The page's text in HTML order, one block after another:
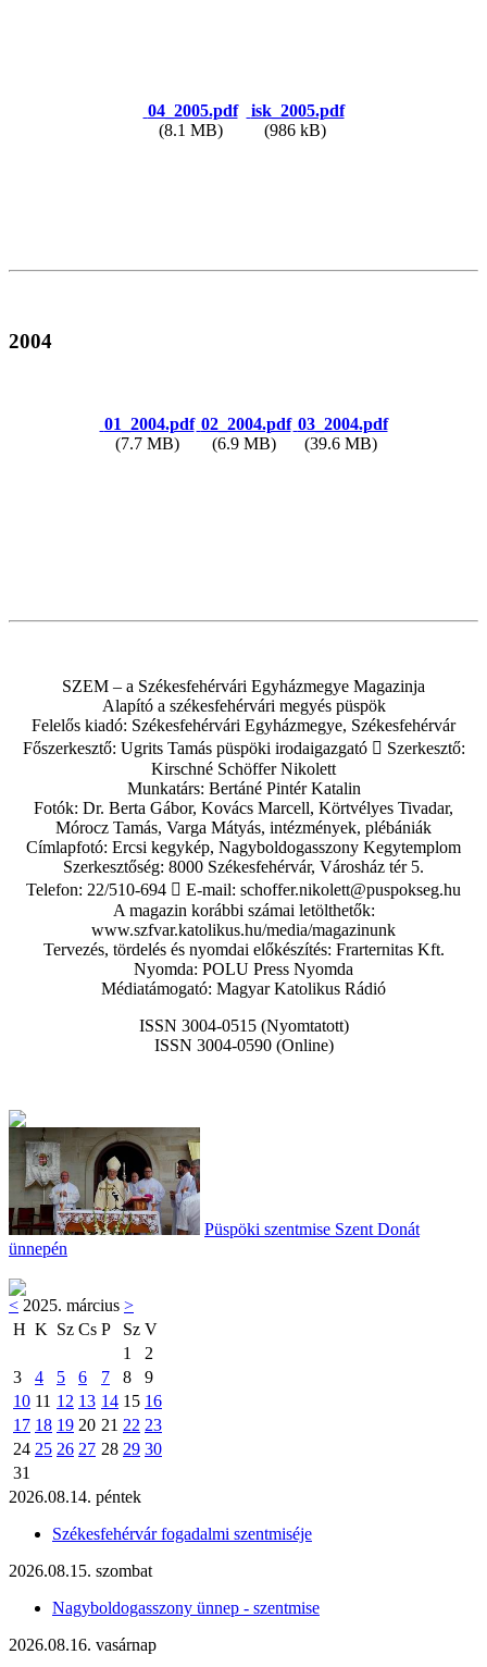
04_2005.pdf
(8.1 MB)
isk_2005.pdf
(986 kB)
2004
01_2004.pdf
(7.7 MB)
02_2004.pdf
(6.9 MB)
03_2004.pdf
(39.6 MB)
SZEM – a Székesfehérvári Egyházmegye Magazinja
Alapító a székesfehérvári megyés püspök
Felelős kiadó: Székesfehérvári Egyházmegye, Székesfehérvár
Főszerkesztő: Ugrits Tamás püspöki irodaigazgató  Szerkesztő:
Kirschné Schöffer Nikolett
Munkatárs: Bertáné Pintér Katalin
Fotók: Dr. Berta Gábor, Kovács Marcell, Körtvélyes Tivadar,
Mórocz Tamás, Varga Mátyás, intézmények, plébániák
Címlapfotó: Ercsi kegykép, Nagyboldogasszony Kegytemplom
Szerkesztőség: 8000 Székesfehérvár, Városház tér 5.
Telefon: 22/510-694  E-mail: schoffer.nikolett@puspokseg.hu
A magazin korábbi számai letölthetők:
www.szfvar.katolikus.hu/media/magazinunk
Tervezés, tördelés és nyomdai előkészítés: Frarternitas Kft.
Nyomda: POLU Press Nyomda
Médiatámogató: Magyar Katolikus Rádió
ISSN 3004-0515 (Nyomtatott)
ISSN 3004-0590 (Online)
Püspöki szentmise Szent Donát
ünnepén
< 2025. március >
H K Sz Cs P Sz V
1
2
3
4 5 6 7 8
9
10 11 12 13 14 15 16
17 18 19 20 21 22 23
24 25 26 27 28 29 30
31
2026.08.14. péntek
Székesfehérvár fogadalmi szentmiséje
2026.08.15. szombat
Nagyboldogasszony ünnep - szentmise
2026.08.16. vasárnap